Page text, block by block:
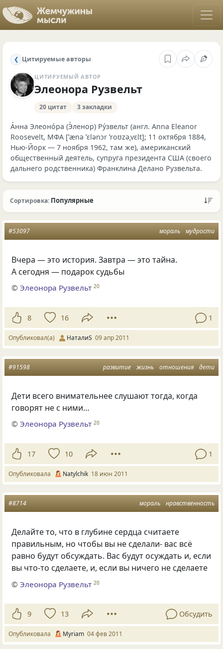
❮ Цитируемые авторы
ЦИТИРУЕМЫЙ АВТОР
Элеонора Рузвельт
20 цитат 3 закладки
А́нна Элеоно́ра (Э́ленор) Ру́звельт (англ. Anna Eleanor
Roosevelt, МФА [ˈænə ˈɛlənɔr ˈroʊzəˌvɛlt]; 11 октября 1884,
Нью-Йорк — 7 ноября 1962, там же), американский
общественный деятель, супруга президента США (своего
дальнего родственника) Франклина Делано Рузвельта.
Сортировка: Популярные
мораль мудрости
#53097
Вчера — это история. Завтра — это тайна.
А сегодня — подарок судьбы
©Элеонора Рузвельт 20
8 16 1
Опубликовал(а) НаталиS 09 апр 2011
развитие жизнь отношения дети
#91598
Дети всего внимательнее слушают тогда, когда
говорят не с ними…
©Элеонора Рузвельт 20
17 10 1
Опубликовала Natylchik 18 июн 2011
мораль нравственность
#8714
Делайте то, что в глубине сердца считаете
правильным, но чтобы вы не сделали- вас всё
равно будут обсуждать. Вас будут осуждать и, если
вы что-то сделаете, и, если вы ничего не сделаете
©Элеонора Рузвельт 20
9 13 Обсудить
Опубликовала Myriam 04 фев 2011